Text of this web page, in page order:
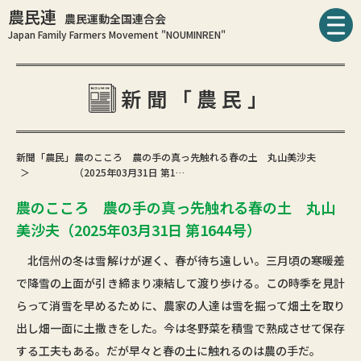
農民連 農民運動全国連合会
Japan Family Farmers Movement "NOUMINREN"
新聞「農民」
新聞「農民」 農のこころ 農の手の真っ先触れる春の土 丸山美沙夫
（2025年03月31日 第1…
農のこころ 農の手の真っ先触れる春の土 丸山
美沙夫（2025年03月31日 第1644号）
北信州の冬は雪解けが遅く、春が待ち遠しい。三月頃の寒暖差
で降雪の上面が引き締まり凍結して渡り歩ける。この時季を見計
らって消雪を早めるために、農家の人達は雪を掘って畑土を取り
出し畑一面に土撒きをした。今は冬野菜を積雪で熟成させて保存
する工夫もある。だが早々と春の土に触れるのは農の手だ。